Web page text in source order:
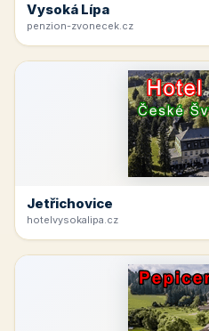
Vysoká Lípa
penzion-zvonecek.cz
Jetřichovice
hotelvysokalipa.cz